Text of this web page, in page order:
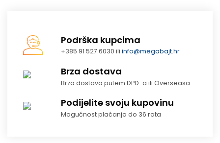
Podrška kupcima
+385 91 527 6030 iliinfo@megabajt.hr
Brza dostava
Brza dostava putem DPD-a ili Overseasa
Podijelite svoju kupovinu
Mogućnost plaćanja do 36 rata